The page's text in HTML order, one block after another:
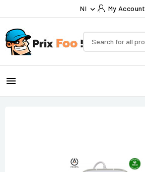
Nl  My Account
